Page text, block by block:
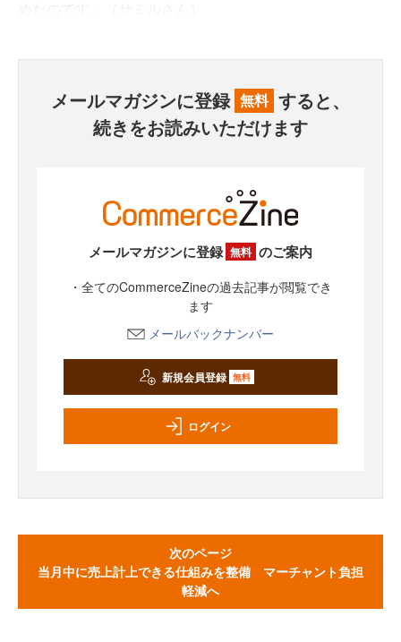
メールマガジンに登録 無料 すると、
続きをお読みいただけます
メールマガジンに登録 無料 のご案内
・全てのCommerceZineの過去記事が閲覧でき
ます
メールバックナンバー
新規会員登録 無料
ログイン
次のページ
当月中に売上計上できる仕組みを整備 マーチャント負担
軽減へ